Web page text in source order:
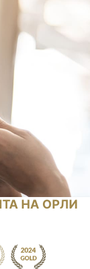
НА ОРЛИ